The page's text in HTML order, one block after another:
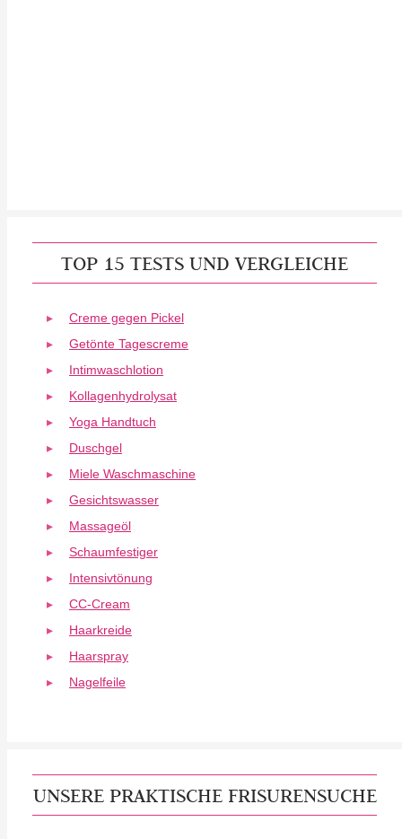
TOP 15 TESTS UND VERGLEICHE
Creme gegen Pickel
Getönte Tagescreme
Intimwaschlotion
Kollagenhydrolysat
Yoga Handtuch
Duschgel
Miele Waschmaschine
Gesichtswasser
Massageöl
Schaumfestiger
Intensivtönung
CC-Cream
Haarkreide
Haarspray
Nagelfeile
UNSERE PRAKTISCHE FRISURENSUCHE